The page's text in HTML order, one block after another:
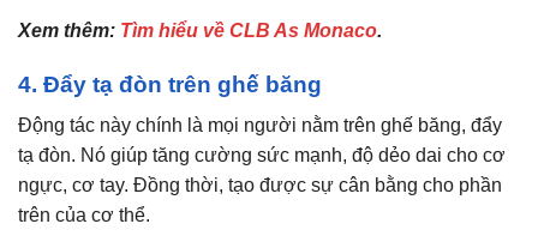
Xem thêm: Tìm hiểu về CLB As Monaco.
4. Đẩy tạ đòn trên ghế băng
Động tác này chính là mọi người nằm trên ghế băng, đẩy
tạ đòn. Nó giúp tăng cường sức mạnh, độ dẻo dai cho cơ
ngực, cơ tay. Đồng thời, tạo được sự cân bằng cho phần
trên của cơ thể.